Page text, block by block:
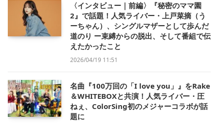
〈インタビュー｜前編〉『秘密のママ園
2』で話題！人気ライバー・上戸菜摘（う
ーちゃん）、シングルマザーとして歩んだ
道のり ー束縛からの脱出、そして番組で伝
えたかったこと
2026/04/19 11:51
名曲『100万回の「I love you」』をRake
＆WHITEBOXと共演！人気ライバー・圧
ねぇ、ColorSing初のメジャーコラボが話
題に